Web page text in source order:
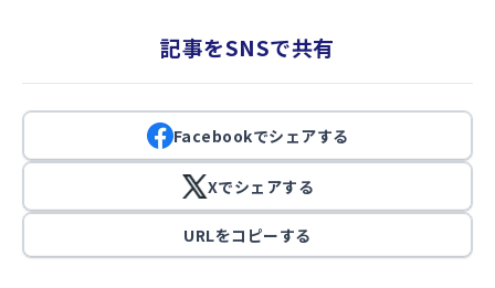
記事をSNSで共有
Facebookでシェアする
Xでシェアする
URLをコピーする